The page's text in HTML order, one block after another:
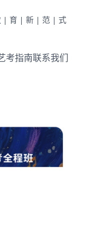
|育|新|范|式
考指南联系我们